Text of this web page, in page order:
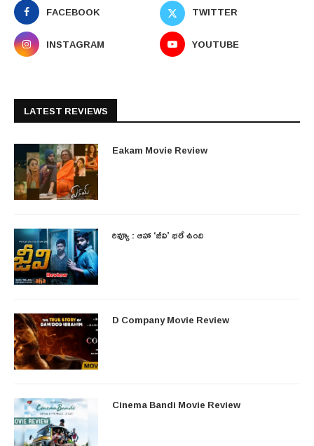
FACEBOOK
TWITTER
INSTAGRAM
YOUTUBE
LATEST REVIEWS
Eakam Movie Review
రివ్యూ : ఆహా ‘జీవి’ భలే ఉంది
D Company Movie Review
Cinema Bandi Movie Review